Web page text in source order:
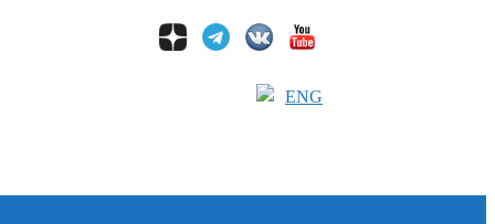
ENG